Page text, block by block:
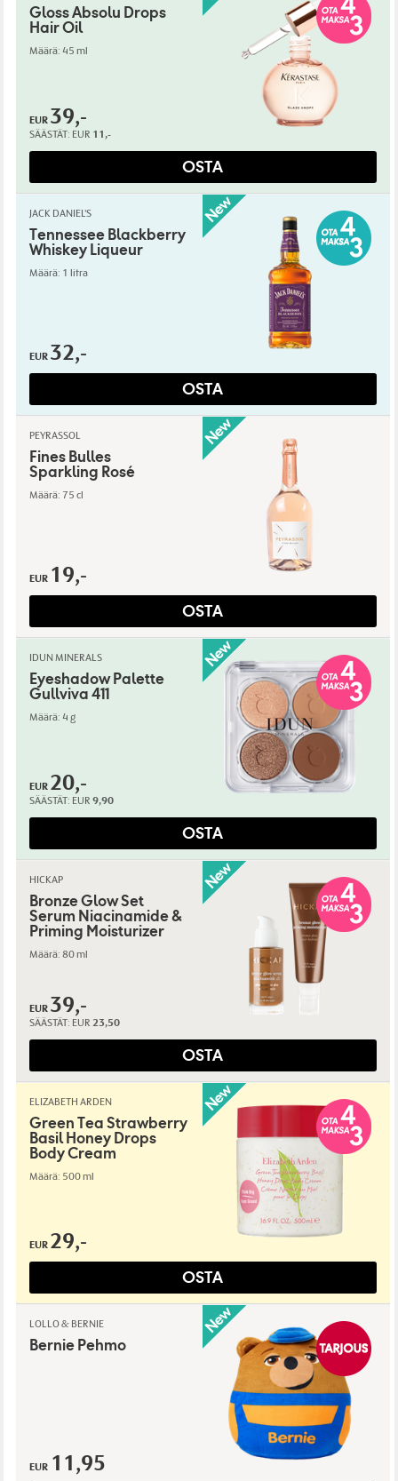
Gloss Absolu Drops
Hair Oil
Määrä: 45 ml
EUR 39,-
SÄÄSTÄT: EUR 11,-
OSTA
JACK DANIEL'S
Tennessee Blackberry
Whiskey Liqueur
Määrä: 1 litra
EUR 32,-
OSTA
PEYRASSOL
Fines Bulles
Sparkling Rosé
Määrä: 75 cl
EUR 19,-
OSTA
IDUN MINERALS
Eyeshadow Palette
Gullviva 411
Määrä: 4 g
EUR 20,-
SÄÄSTÄT: EUR 9,90
OSTA
HICKAP
Bronze Glow Set
Serum Niacinamide &
Priming Moisturizer
Määrä: 80 ml
EUR 39,-
SÄÄSTÄT: EUR 23,50
OSTA
ELIZABETH ARDEN
Green Tea Strawberry
Basil Honey Drops
Body Cream
Määrä: 500 ml
EUR 29,-
OSTA
LOLLO & BERNIE
Bernie Pehmo
EUR 11,95